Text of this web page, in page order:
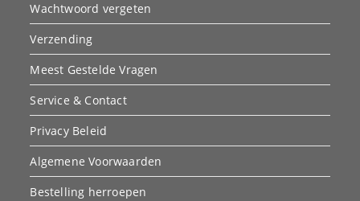
Wachtwoord vergeten
Verzending
Meest Gestelde Vragen
Service & Contact
Privacy Beleid
Algemene Voorwaarden
Bestelling herroepen